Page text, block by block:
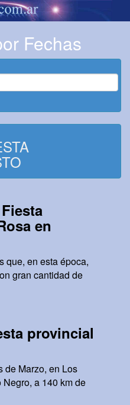
Fechas
Fiesta
en
que, en esta época,
gran cantidad de
provincial
de Marzo, en Los
a 140 km de